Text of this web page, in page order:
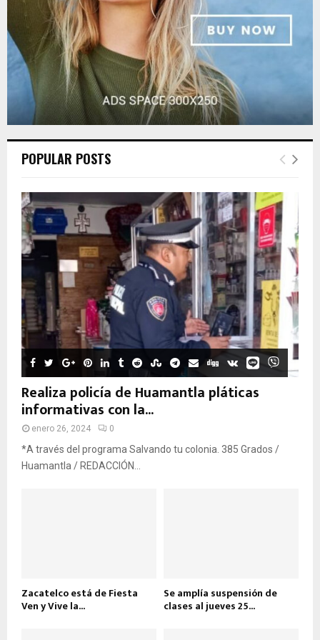
POPULAR POSTS
Realiza policía de Huamantla pláticas
informativas con la...
enero 26, 2024 0
*A través del programa Salvando tu colonia. 385 Grados /
Huamantla / REDACCIÓN...
Zacatelco está de Fiesta
Ven y Vive la...
Se amplía suspensión de
clases al jueves 25...